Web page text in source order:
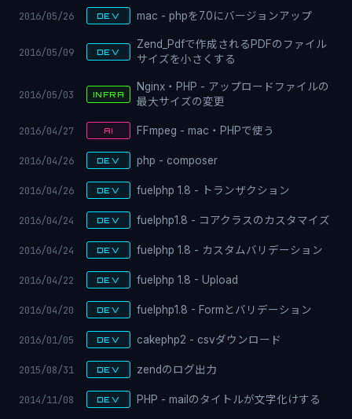
2016/05/26 DEV mac - phpを7.0にバージョンアップ
2016/05/09 DEV
Zend_Pdfで作成されるPDFのファイル
サイズを小さくする
2016/05/03 INFRA
Nginx・PHP - アップロードファイルの
最大サイズの変更
2016/04/27 AI FFmpeg - mac・PHPで使う
2016/04/26 DEV php - composer
2016/04/26 DEV fuelphp 1.8 - トランザクション
2016/04/24 DEV fuelphp1.8 - コアクラスのカスタマイズ
2016/04/24 DEV fuelphp 1.8 - カスタムバリデーション
2016/04/22 DEV fuelphp 1.8 - Upload
2016/04/20 DEV fuelphp1.8 - Formとバリデーション
2016/01/05 DEV cakephp2 - csvダウンロード
2015/08/31 DEV zendのログ出力
2014/11/08 DEV PHP - mailのタイトルが文字化けする